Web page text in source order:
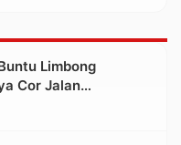
Limbong
Cor Jalan